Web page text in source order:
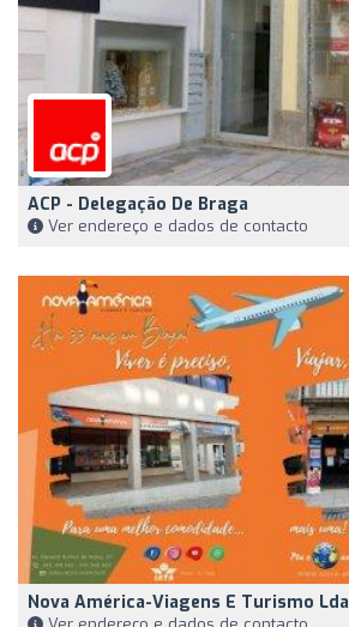
ACP - Delegação De Braga
Ver endereço e dados de contacto
Nova América-Viagens E Turismo Lda